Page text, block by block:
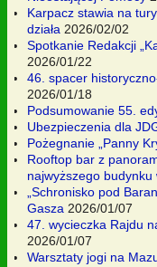
Karpacz stawia na
działa 2026/02/02
Spotkanie Redakcji
2026/01/22
46. spacer
2026/01/18
Podsumowanie 55.
Ubezpieczenia dla
Pożegnanie „Panny
Rooftop bar z
najwyższego budynku
„Schronisko pod
Gasza 2026/01/07
47. wycieczka Rajdu
2026/01/07
Warsztaty jogi na